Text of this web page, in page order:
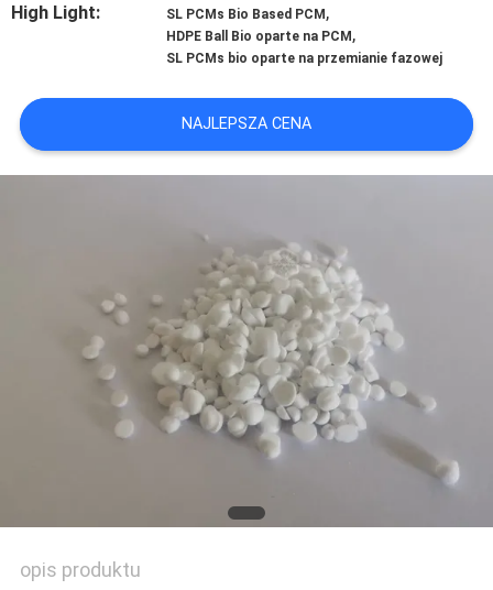
PRZYPADKI
SITEMAP
PRIVACY
High Light: SL PCMs Bio Based PCM ,
HDPE Ball Bio oparte na PCM ,
SL PCMs bio oparte na przemianie fazowej
NAJLEPSZA CENA
opis produktu